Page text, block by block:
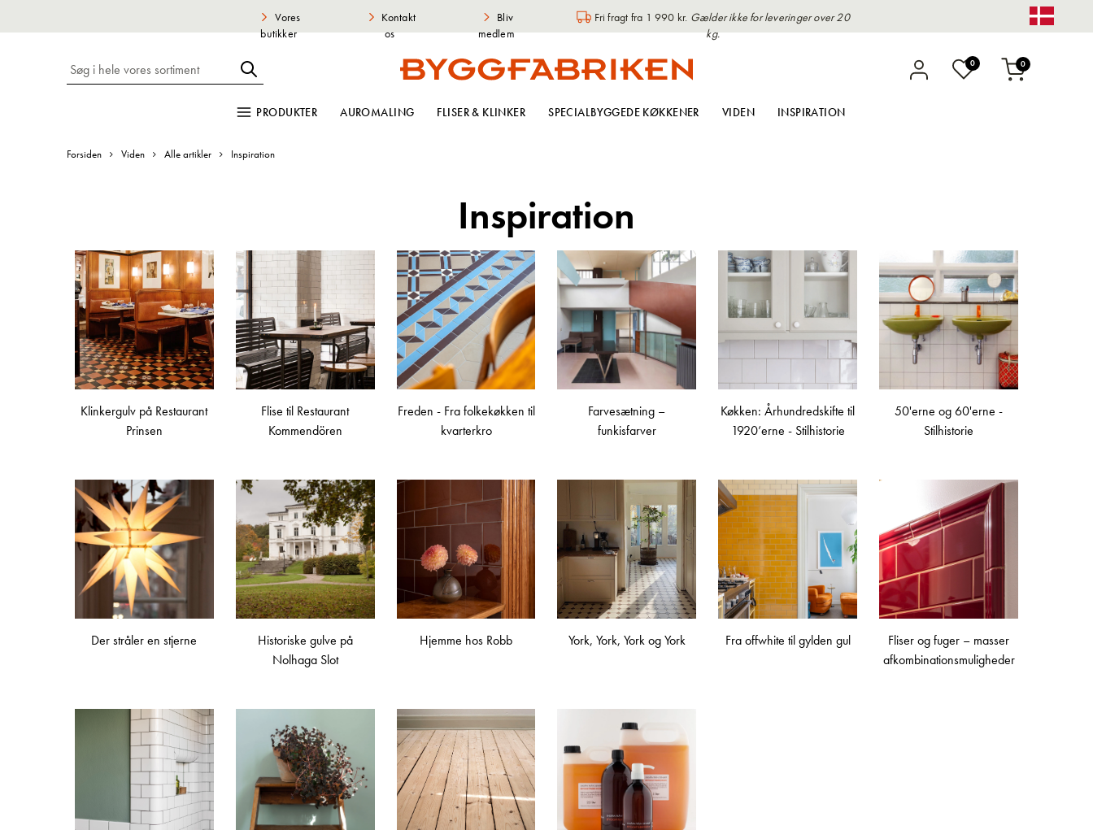
Vores
butikker
Kontakt
os
Bliv
medlem
Fri fragt fra 1 990 kr. Gælder ikke for leveringer over 20
kg.
0
Indkøbskurv
0varer
PRODUKTER AUROMALING FLISER & KLINKER SPECIALBYGGEDE KØKKENER VIDEN INSPIRATION
Forsiden Viden Alle artikler Inspiration
Inspiration
Klinkergulv på Restaurant
Prinsen
Flise til Restaurant
Kommendören
Freden - Fra folkekøkken til
kvarterkro
Farvesætning –
funkisfarver
Køkken: Århundredskifte til
1920’erne - Stilhistorie
50'erne og 60'erne -
Stilhistorie
Der stråler en stjerne
Historiske gulve på
Nolhaga Slot
Hjemme hos Robb York, York, York og York Fra offwhite til gylden gul
Fliser og fuger – masser
afkombinationsmuligheder